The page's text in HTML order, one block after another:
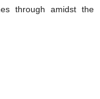
through amidst the